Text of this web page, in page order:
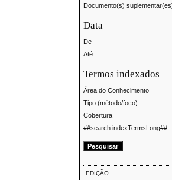
Documento(s)
Data
De
Até
Termos indexados
Área do Conhecimento
Tipo (método/foco)
Cobertura
##search.indexTermsLong##
EDIÇÃO